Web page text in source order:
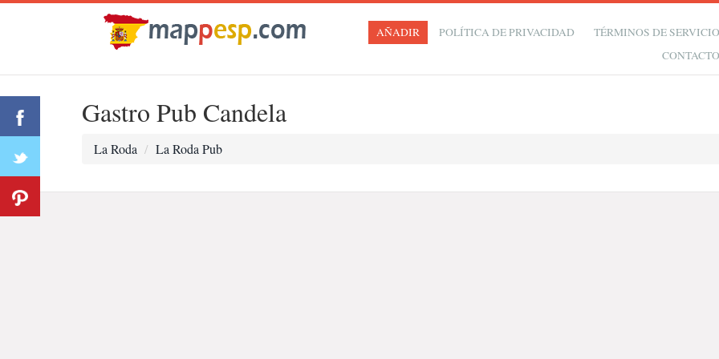
AÑADIR POLÍTICA DE PRIVACIDAD
TÉRMINOS DE
Gastro Pub Candela
La Roda La Roda Pub